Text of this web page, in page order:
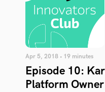
Apr 5, 2018 • 19 minutes
Episode 10:
Platform